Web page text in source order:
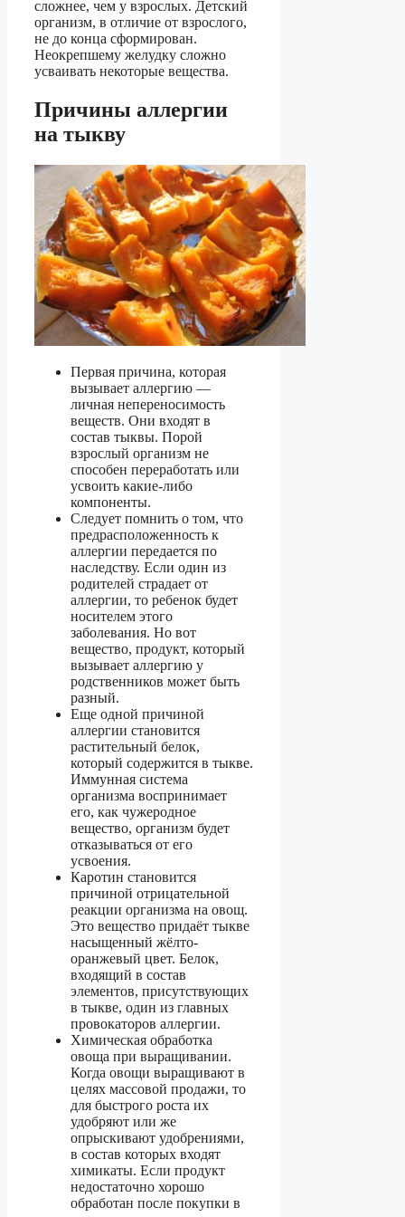
сложнее, чем у взрослых. Детский
организм, в отличие от взрослого,
не до конца сформирован.
Неокрепшему желудку сложно
усваивать некоторые вещества.
Причины аллергии
на тыкву
Первая причина, которая
вызывает аллергию —
личная непереносимость
веществ. Они входят в
состав тыквы. Порой
взрослый организм не
способен переработать или
усвоить какие-либо
компоненты.
Следует помнить о том, что
предрасположенность к
аллергии передается по
наследству. Если один из
родителей страдает от
аллергии, то ребенок будет
носителем этого
заболевания. Но вот
вещество, продукт, который
вызывает аллергию у
родственников может быть
разный.
Еще одной причиной
аллергии становится
растительный белок,
который содержится в тыкве.
Иммунная система
организма воспринимает
его, как чужеродное
вещество, организм будет
отказываться от его
усвоения.
Каротин становится
причиной отрицательной
реакции организма на овощ.
Это вещество придаёт тыкве
насыщенный жёлто-
оранжевый цвет. Белок,
входящий в состав
элементов, присутствующих
в тыкве, один из главных
провокаторов аллергии.
Химическая обработка
овоща при выращивании.
Когда овощи выращивают в
целях массовой продажи, то
для быстрого роста их
удобряют или же
опрыскивают удобрениями,
в состав которых входят
химикаты. Если продукт
недостаточно хорошо
обработан после покупки в